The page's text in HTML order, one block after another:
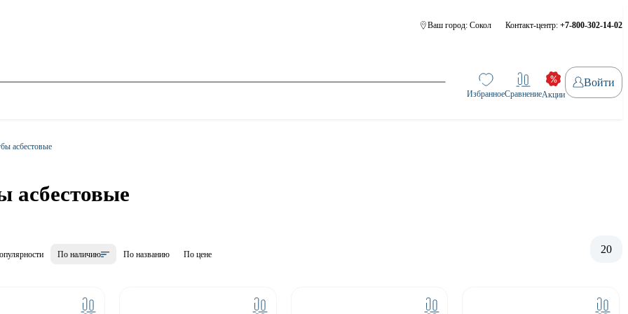
Ваш город: Сокол Контакт-центр: +7-800-302-14-02
ИзбранноеСравнениеАкции
Войти
асбестовые
асбестовые
По наличию По названию По цене 20